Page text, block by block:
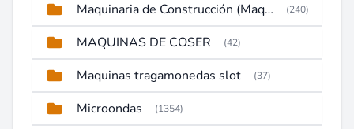
Maquinaria de Construcción (Maquinaria Pesada) (240)
MAQUINAS DE COSER (42)
Maquinas tragamonedas slot (37)
Microondas (1354)